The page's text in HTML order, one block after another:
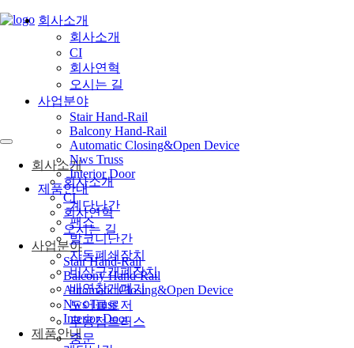
회사소개
회사소개
CI
회사연혁
오시는 길
사업분야
Stair Hand-Rail
Balcony Hand-Rail
Automatic Closing&Open Device
Nws Truss
Interior Door
제품안내
회사소개
회사소개
CI
회사연혁
오시는 길
사업분야
Stair Hand-Rail
Balcony Hand-Rail
Automatic Closing&Open Device
Nws Truss
Interior Door
제품안내
계단난간
팬스
발코니난간
자동폐쇄장치
비상구개폐장치
배연창개폐기
도어클로저
무용접트러스
중문